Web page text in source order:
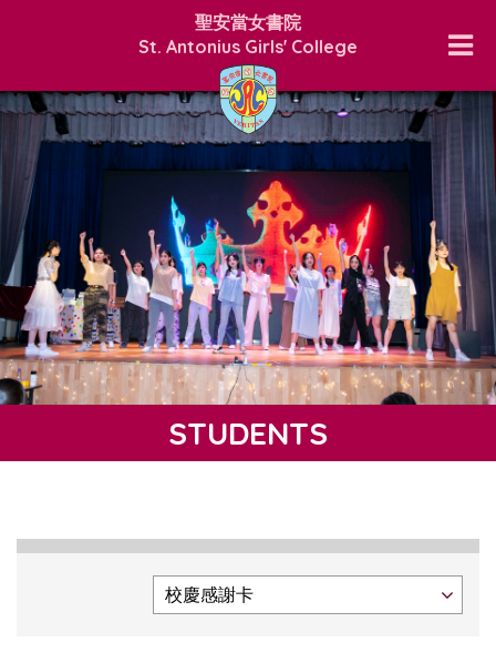
聖安當女書院
St. Antonius Girls' College
STUDENTS